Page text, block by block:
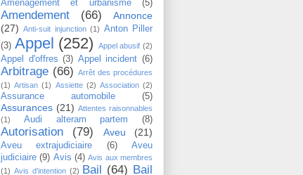
Aménagement et urbanisme (5)
Amendement (66)
Annonce
(27)
Anti-suit injunction (1) Anton Piller
(3) Appel (252) Appel abusif (2)
Appel d'offres (3) Appel incident (6)
Arbitrage (66) Arrêt des procédures
(1) Artisan (1) Assiette (2) Association (2)
Assurance automobile (5)
Assurances (21) Attentes raisonnables
(1)
Audi alteram partem (8)
Autorisation (79) Aveu (21)
Aveu extrajudiciaire (6)
Aveu
judiciaire (9) Avis (4) Avis aux membres
(1) Avis d'intention (2) Bail (64) Bail